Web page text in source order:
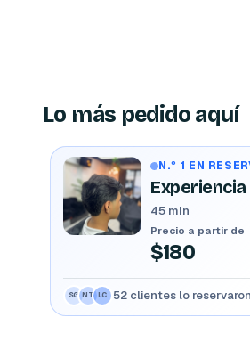
Lo más pedido aquí
N.º 1 EN
45 min
Precio a partir de
$180
SG NT LC 52 clientes lo